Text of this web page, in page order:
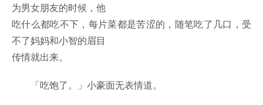
为男女朋友的时候，他
吃什么都吃不下，每片菜都是苦涩的，随笔吃了几口，受
不了妈妈和小智的眉目
传情就出来。
「吃饱了。」小豪面无表情道。